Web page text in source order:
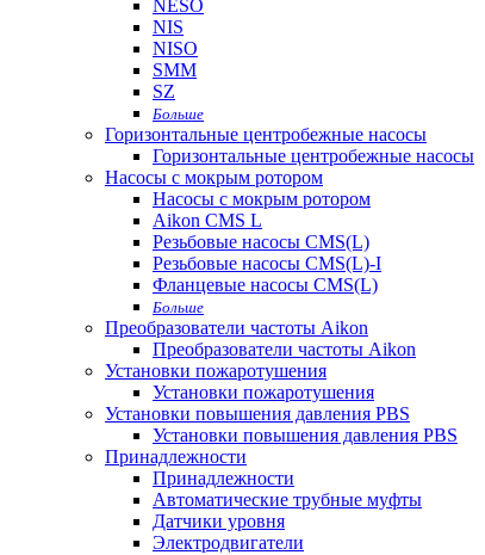
NESO
NIS
NISO
SMM
SZ
Больше
Горизонтальные центробежные насосы
Горизонтальные центробежные насосы
Насосы с мокрым ротором
Насосы с мокрым ротором
Aikon CMS L
Резьбовые насосы CMS(L)
Резьбовые насосы CMS(L)-I
Фланцевые насосы CMS(L)
Больше
Преобразователи частоты Aikon
Преобразователи частоты Aikon
Установки пожаротушения
Установки пожаротушения
Установки повышения давления PBS
Установки повышения давления PBS
Принадлежности
Принадлежности
Автоматические трубные муфты
Датчики уровня
Электродвигатели